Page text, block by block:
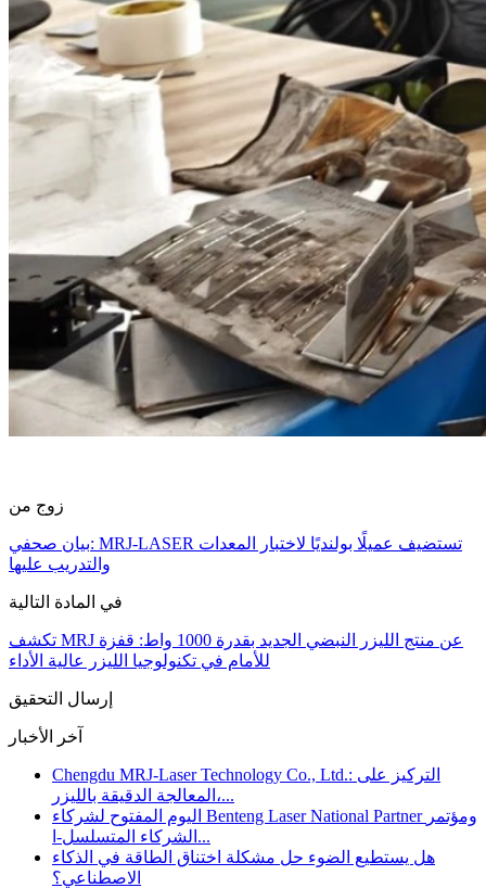
زوج من
بيان صحفي: MRJ-LASER تستضيف عميلًا بولنديًا لاختبار المعدات
والتدريب عليها
في المادة التالية
تكشف MRJ عن منتج الليزر النبضي الجديد بقدرة 1000 واط: قفزة
للأمام في تكنولوجيا الليزر عالية الأداء
إرسال التحقيق
آخر الأخبار
Chengdu MRJ-Laser Technology Co., Ltd.: التركيز على
المعالجة الدقيقة بالليزر،...
اليوم المفتوح لشركاء Benteng Laser National Partner ومؤتمر
الشركاء المتسلسل-ا...
هل يستطيع الضوء حل مشكلة اختناق الطاقة في الذكاء
الاصطناعي؟